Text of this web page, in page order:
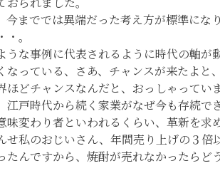
今まででは異端だった考え方が標準にな
・。
うな事例に代表されるように時代の軸
なっている、さあ、チャンスが来たよ
ほどチャンスなんだと、おっしゃってい
江戸時代から続く家業がなぜ今も存続
味変わり者といわれるくらい、革新を求
せ私のおじいさん、年間売り上げの３
たんですから、焼酎が売れなかったらど